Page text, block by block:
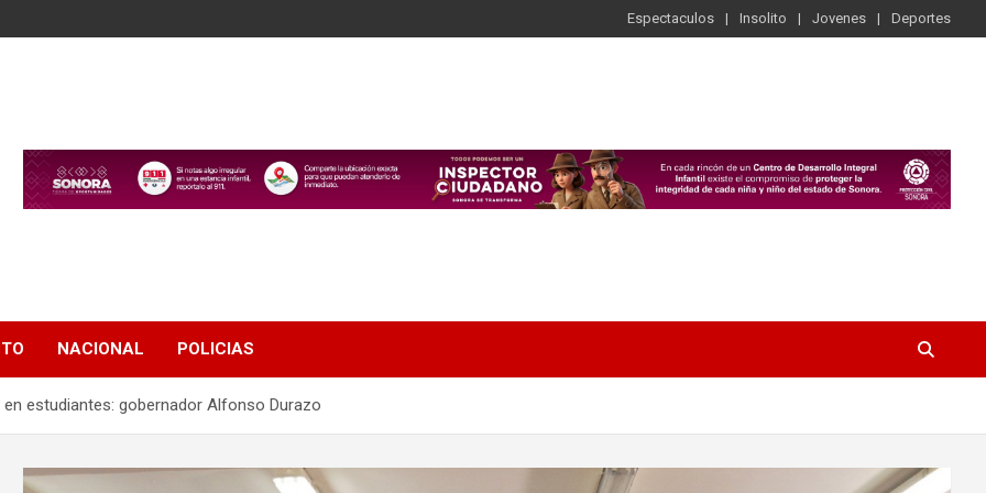
Espectaculos Insolito Jovenes Deportes
NACIONAL POLICIAS
estudiantes: gobernador Alfonso Durazo